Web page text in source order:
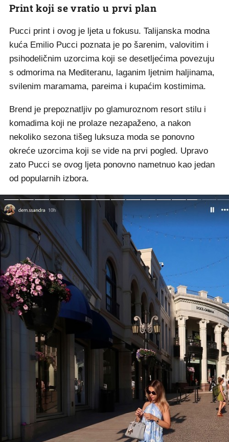
Print koji se vratio u prvi plan
Pucci print i ovog je ljeta u fokusu. Talijanska modna
kuća Emilio Pucci poznata je po šarenim, valovitim i
psihodeličnim uzorcima koji se desetljećima povezuju
s odmorima na Mediteranu, laganim ljetnim haljinama,
svilenim maramama, pareima i kupaćim kostimima.
Brend je prepoznatljiv po glamuroznom resort stilu i
komadima koji ne prolaze nezapaženo, a nakon
nekoliko sezona tišeg luksuza moda se ponovno
okreće uzorcima koji se vide na prvi pogled. Upravo
zato Pucci se ovog ljeta ponovno nametnuo kao jedan
od popularnih izbora.